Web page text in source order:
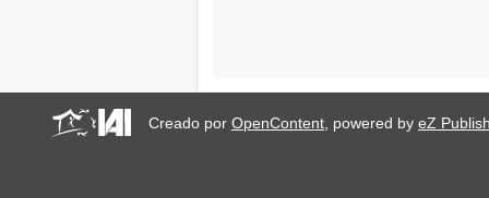
Creado porOpenContent, powered byeZ